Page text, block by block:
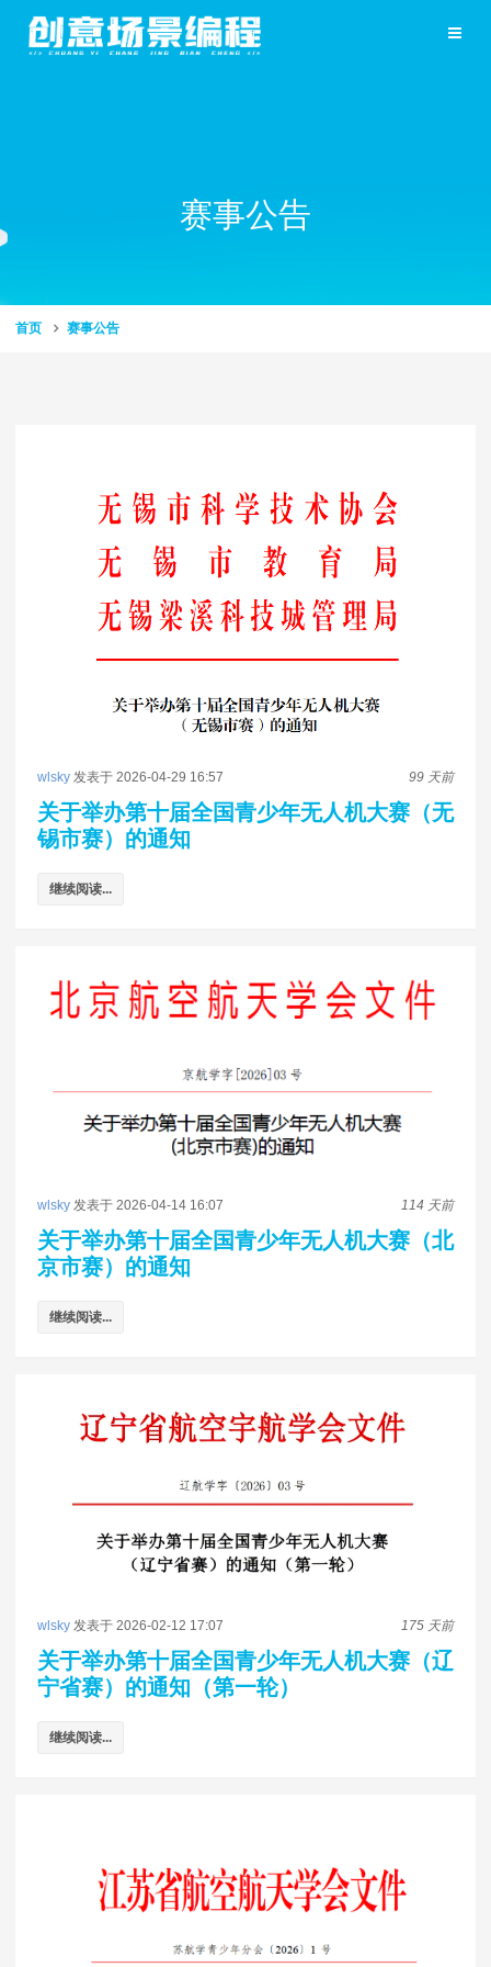
赛事公告
首页 赛事公告
99 天前
wlsky 发表于 2026-04-29 16:57
关于举办第十届全国青少年无人机大赛（无
锡市赛）的通知
继续阅读...
114 天前
wlsky 发表于 2026-04-14 16:07
关于举办第十届全国青少年无人机大赛（北
京市赛）的通知
继续阅读...
175 天前
wlsky 发表于 2026-02-12 17:07
关于举办第十届全国青少年无人机大赛（辽
宁省赛）的通知（第一轮）
继续阅读...